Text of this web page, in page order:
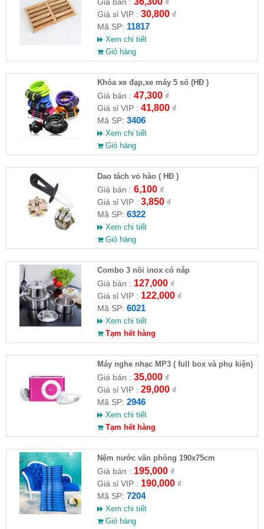
Giá sỉ VIP : 30,800₫
Mã SP: 11817
Xem chi tiết
Giỏ hàng
Khóa xe đạp,xe máy 5 số (HĐ )
Giá bán : 47,300₫
Giá sỉ VIP : 41,800₫
Mã SP: 3406
Xem chi tiết
Giỏ hàng
Dao tách vỏ hào ( HĐ )
Giá bán : 6,100₫
Giá sỉ VIP : 3,850₫
Mã SP: 6322
Xem chi tiết
Giỏ hàng
Combo 3 nồi inox có nắp
Giá bán : 127,000₫
Giá sỉ VIP : 122,000₫
Mã SP: 6021
Xem chi tiết
Tạm hết hàng
Máy nghe nhạc MP3 ( full box và phụ kiện)
Giá bán : 35,000₫
Giá sỉ VIP : 29,000₫
Mã SP: 2946
Xem chi tiết
Tạm hết hàng
Nệm nước văn phòng 190x75cm
Giá bán : 195,000₫
Giá sỉ VIP : 190,000₫
Mã SP: 7204
Xem chi tiết
Giỏ hàng